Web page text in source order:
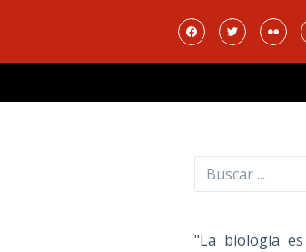
Buscar
"La biología